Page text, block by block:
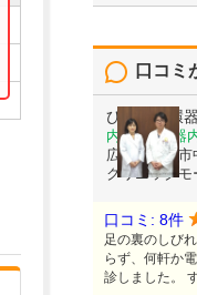
口コミ
ひらお循環
内科, 循環器
広島県広島
クリニック
口コミ: 8件
足の裏のしび
らず、何軒か
診しました。